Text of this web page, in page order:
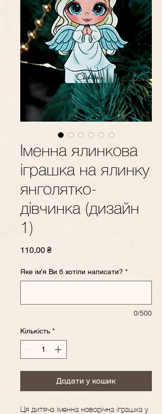
Іменна ялинкова
іграшка на ялинку
янголятко-
дівчинка (дизайн
1)
110,00 ₴Ціна
Яке ім'я Ви б хотіли написати? *
0/500
Кількість *
Додати у кошик
Ця дитяча іменна новорічна іграшка у